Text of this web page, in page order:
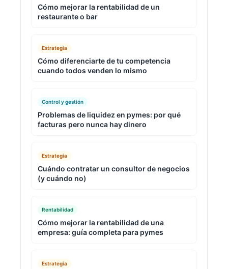
Cómo mejorar la rentabilidad de un
restaurante o bar
Estrategia
Cómo diferenciarte de tu competencia
cuando todos venden lo mismo
Control y gestión
Problemas de liquidez en pymes: por qué
facturas pero nunca hay dinero
Estrategia
Cuándo contratar un consultor de negocios
(y cuándo no)
Rentabilidad
Cómo mejorar la rentabilidad de una
empresa: guía completa para pymes
Estrategia